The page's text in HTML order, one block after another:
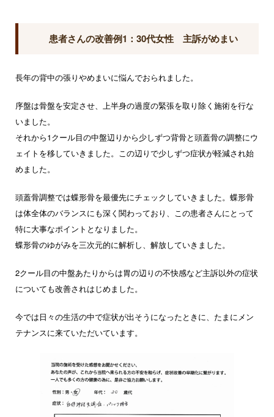
患者さんの改善例1：30代女性 主訴がめまい
長年の背中の張りやめまいに悩んでおられました。
序盤は骨盤を安定させ、上半身の過度の緊張を取り除く施術を行な
いました。
それから1クール目の中盤辺りから少しずつ背骨と頭蓋骨の調整にウ
ェイトを移していきました。この辺りで少しずつ症状が軽減され始
めました。
頭蓋骨調整では蝶形骨を最優先にチェックしていきました。蝶形骨
は体全体のバランスにも深く関わっており、この患者さんにとって
特に大事なポイントとなりました。
蝶形骨のゆがみを三次元的に解析し、解放していきました。
2クール目の中盤あたりからは胃の辺りの不快感など主訴以外の症状
についても改善されはじめました。
今では日々の生活の中で症状が出そうになったときに、たまにメン
テナンスに来ていただいています。